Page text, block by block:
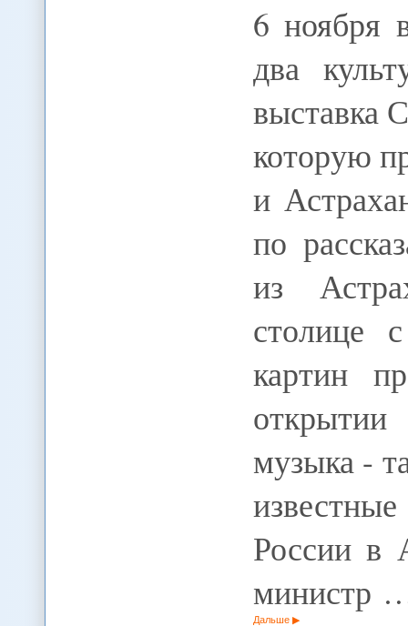
6 ноября
два
выставка
которую
и
по
из
столице
картин
музыка -
России в
министр
Дальше